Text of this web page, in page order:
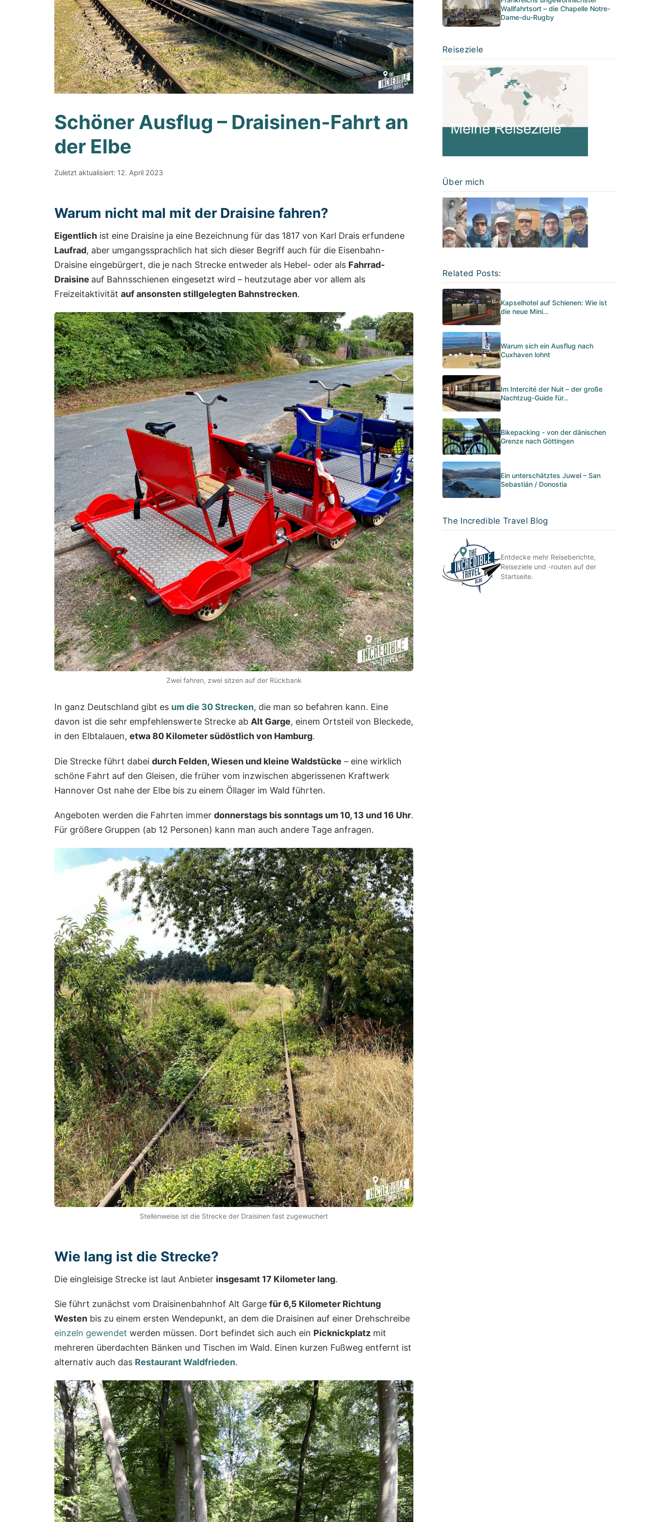
Schöner Ausflug – Draisinen-Fahrt an
der Elbe
Zuletzt aktualisiert: 12. April 2023
Warum nicht mal mit der Draisine fahren?
Eigentlich ist eine Draisine ja eine Bezeichnung für das 1817 von Karl Drais erfundene
Laufrad, aber umgangssprachlich hat sich dieser Begriff auch für die Eisenbahn-
Draisine eingebürgert, die je nach Strecke entweder als Hebel- oder als Fahrrad-
Draisine auf Bahnsschienen eingesetzt wird – heutzutage aber vor allem als
Freizeitaktivität auf ansonsten stillgelegten Bahnstrecken.
Zwei fahren, zwei sitzen auf der Rückbank
In ganz Deutschland gibt es um die 30 Strecken, die man so befahren kann. Eine
davon ist die sehr empfehlenswerte Strecke ab Alt Garge, einem Ortsteil von Bleckede,
in den Elbtalauen, etwa 80 Kilometer südöstlich von Hamburg.
Die Strecke führt dabei durch Felden, Wiesen und kleine Waldstücke – eine wirklich
schöne Fahrt auf den Gleisen, die früher vom inzwischen abgerissenen Kraftwerk
Hannover Ost nahe der Elbe bis zu einem Öllager im Wald führten.
Angeboten werden die Fahrten immer donnerstags bis sonntags um 10, 13 und 16 Uhr.
Für größere Gruppen (ab 12 Personen) kann man auch andere Tage anfragen.
Stellenweise ist die Strecke der Draisinen fast zugewuchert
Wie lang ist die Strecke?
Die eingleisige Strecke ist laut Anbieter insgesamt 17 Kilometer lang.
Sie führt zunächst vom Draisinenbahnhof Alt Garge für 6,5 Kilometer Richtung
Westen bis zu einem ersten Wendepunkt, an dem die Draisinen auf einer Drehschreibe
einzeln gewendet werden müssen. Dort befindet sich auch ein Picknickplatz mit
mehreren überdachten Bänken und Tischen im Wald. Einen kurzen Fußweg entfernt ist
alternativ auch das Restaurant Waldfrieden.
Wallfahrtsort – die Chapelle Notre-
Dame-du-Rugby
Reiseziele
Über mich
Related Posts:
Kapselhotel auf Schienen: Wie ist
die neue Mini…
Warum sich ein Ausflug nach
Cuxhaven lohnt
Im Intercité der Nuit – der große
Nachtzug-Guide für…
Bikepacking - von der dänischen
Grenze nach Göttingen
Ein unterschätztes Juwel – San
Sebastián / Donostia
The Incredible Travel Blog
Entdecke mehr Reiseberichte,
Reiseziele und -routen auf der
Startseite.